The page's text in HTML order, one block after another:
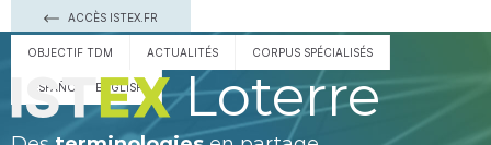
ACCÈS ISTEX.FR
OBJECTIF TDM ACTUALITÉS CORPUS SPÉCIALISÉS
ESPAÑOL ENGLISH Loterre